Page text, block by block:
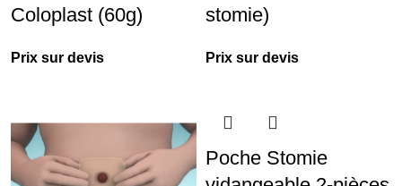
Coloplast (60g)
Prix sur devis
stomie)
Prix sur devis
Poche Stomie